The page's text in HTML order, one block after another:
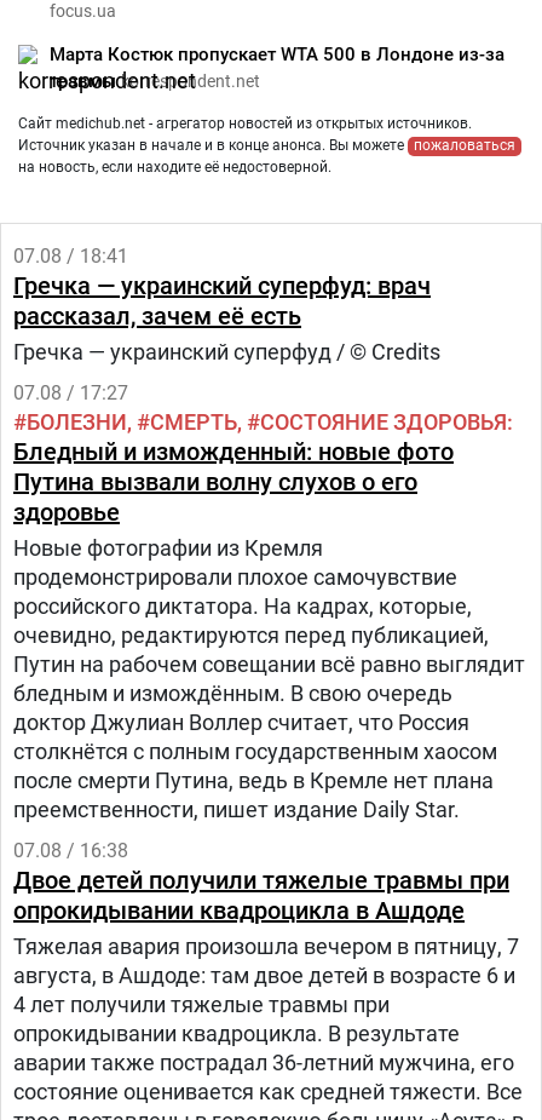
focus.ua
Марта Костюк пропускает WTA 500 в Лондоне из-за
травмыkorrespondent.net
Сайт medichub.net - агрегатор новостей из открытых источников.
Источник указан в начале и в конце анонса. Вы можете
пожаловаться
на новость, если находите её недостоверной.
07.08 / 18:41
Гречка — украинский суперфуд: врач
рассказал, зачем её есть
Гречка — украинский суперфуд / © Credits
07.08 / 17:27
БОЛЕЗНИ СМЕРТЬ СОСТОЯНИЕ ЗДОРОВЬЯ
Бледный и изможденный: новые фото
Путина вызвали волну слухов о его
здоровье
Новые фотографии из Кремля
продемонстрировали плохое самочувствие
российского диктатора. На кадрах, которые,
очевидно, редактируются перед публикацией,
Путин на рабочем совещании всё равно выглядит
бледным и измождённым. В свою очередь
доктор Джулиан Воллер считает, что Россия
столкнётся с полным государственным хаосом
после смерти Путина, ведь в Кремле нет плана
преемственности, пишет издание Daily Star.
07.08 / 16:38
Двое детей получили тяжелые травмы при
опрокидывании квадроцикла в Ашдоде
Тяжелая авария произошла вечером в пятницу, 7
августа, в Ашдоде: там двое детей в возрасте 6 и
4 лет получили тяжелые травмы при
опрокидывании квадроцикла. В результате
аварии также пострадал 36-летний мужчина, его
состояние оценивается как средней тяжести. Все